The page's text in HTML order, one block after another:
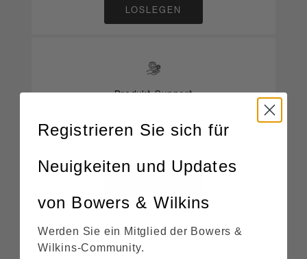
LOSLEGEN
Produkt-Support
unseren Produkten
oder technischen
Registrieren Sie sich für
Neuigkeiten und Updates
von Bowers & Wilkins
Werden Sie ein Mitglied der Bowers &
Wilkins-Community.